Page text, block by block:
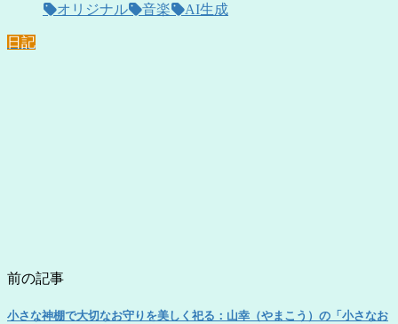
オリジナル
音楽 AI生成
日記
前の記事
小さな神棚で大切なお守りを美しく祀る：山幸（やまこう）の「小さなお